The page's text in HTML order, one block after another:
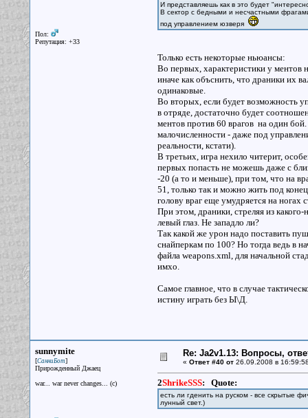
Пол:
Репутация: +33
И представляешь как в это будет
В сектор с бедными и несчастными
под управлением юзверя
Только есть некоторые ньюансы:
Во первых, характеристики у ментов
иначе как объснить, что драники их
одинаковые.
Во вторых, если будет возможность
в отряде, достаточно будет
ментов против 60 врагов на один
малочисленности - даже под
реальности, кстати).
В третьих, игра нехило читерит,
первых попасть не можешь даже с
-20 (а то и меньше), при том, что на
51, только так и можно жить под
голову враг еще умудряется на ногах
При этом, драники, стреляя из
левый глаз. Не западло ли?
Так какой же урон надо поставить
снайперкам по 100? Но тогда ведь в
файла weapons.xml, для начальной
имхо.
Самое главное, что в случае
истину играть без Ы\Д.
sunnymite
[СанниБот]
Прирожденный Джаец
war... war never changes... (c)
Re: Ja2v1.13: Вопросы,
« Ответ #40 от26.09.2008 в
2ShrikeSSS: Quote:
есть ли гденить на руском - все скрытые
лунный свет.)